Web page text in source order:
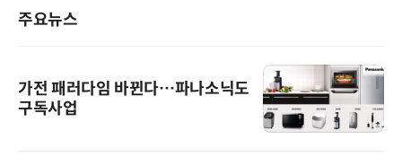
주요뉴스
가전 패러다임 바뀐다…파나소닉도
구독사업